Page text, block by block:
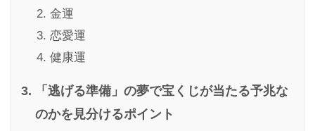
金運
恋愛運
健康運
「逃げる準備」の夢で宝くじが当たる予兆な
のかを見分けるポイント